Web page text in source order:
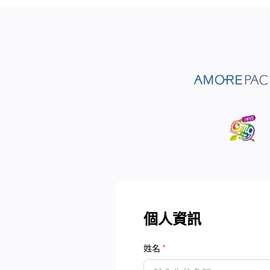
個人資訊
姓名